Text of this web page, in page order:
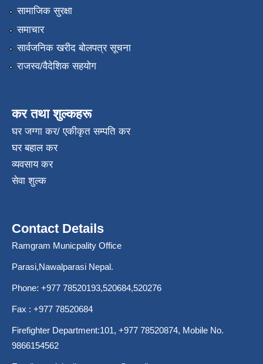
सामाजिक सुरक्षा
समाचार
सार्वजनिक खरीद बोलपत्र सूचना
राजस्व/वैदेशिक सहयोग
कर तथा शुल्कहरू
घर जग्गा कर/ एकीकृत सम्पति कर
घर बहाल कर
व्यवसाय कर
सेवा शुल्क
Contact Details
Ramgram Municpality Office
Parasi,Nawalparasi Nepal.
Phone: +977 78520193,520684,520276
Fax : +977 78520684
Firefighter Department:101, +977 78520874, Mobile No.
9866154562